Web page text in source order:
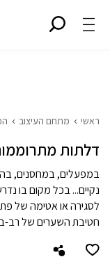
ראשי מתחם העיצוב
דלתות
במפעלים, במחסנים,
נקיים... בכל מקום בו
לסגירה או אטימה של
חטיבת השערים של רב-